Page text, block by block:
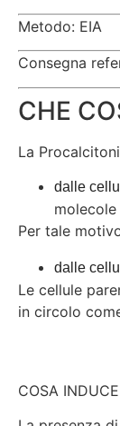
Metodo: EIA
Consegna
CHE
La
dalle
Per tale
dalle
Le cellule
in circolo
COSA